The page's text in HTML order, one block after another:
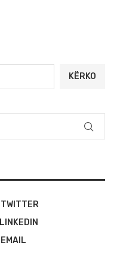
KËRKO
TWITTER
LINKEDIN
EMAIL